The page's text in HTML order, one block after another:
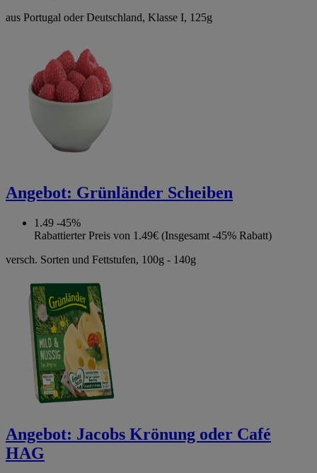
aus Portugal oder Deutschland, Klasse I, 125g
Angebot: Grünländer Scheiben
1.49 -45%
Rabattierter Preis von 1.49€ (Insgesamt -45% Rabatt)
versch. Sorten und Fettstufen, 100g - 140g
Angebot: Jacobs Krönung oder Café
HAG